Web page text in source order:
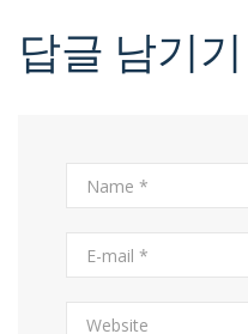
답글 남기기